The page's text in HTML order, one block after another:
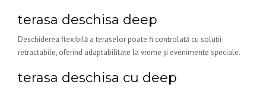
terasa deschisa deep
Deschiderea flexibilă a teraselor poate fi controlată cu soluții
retractabile, oferind adaptabilitate la vreme și evenimente speciale.
terasa deschisa cu deep